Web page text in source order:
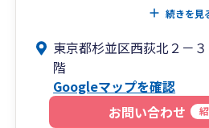
【皆様と一緒に考え、悩み、
い！】と考えている税理士事
ひとりひとりのお客様を大切
ていただいております。
続きを見
東京都杉並区西荻北２－
階
Googleマップを確認
お問い合わせ